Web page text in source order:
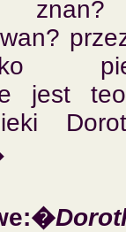
znan?
?
jest